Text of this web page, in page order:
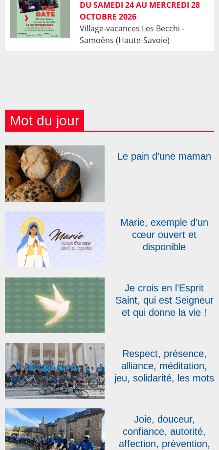
DU SAMEDI 24 AU MERCREDI 28
OCTOBRE 2026
Village-vacances Les Becchi -
Samoëns (Haute-Savoie)
Mot du jour
Le pain d’une maman
Marie, exemple d’un
cœur ouvert et
disponible
Je crois en l’Esprit
Saint, qui est Seigneur
et qui donne la vie !
Respect, présence,
alliance, méditation,
jeu, solidarité, les mots
Joie, douceur,
confiance, autorité,
affection, prévention,